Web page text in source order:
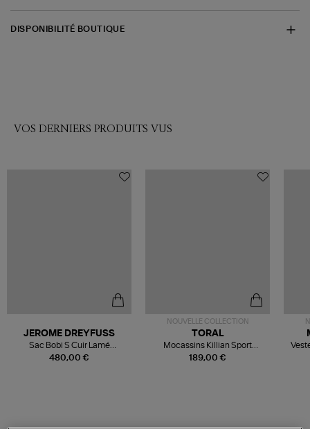
DISPONIBILITÉ BOUTIQUE
VOS DERNIERS PRODUITS VUS
480,00 €
JEROME DREYFUSS
Sac Bobi S Cuir Lamé
Champagne
NOUVELLE COLLECTION
189,00 €
TORAL
Mocassins Killian Sport
Mousse